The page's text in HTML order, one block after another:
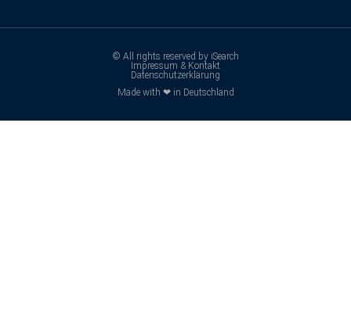
© All rights reserved by iSearch
Impressum & Kontakt
Datenschutzerklärung
Made with ❤ in Deutschland